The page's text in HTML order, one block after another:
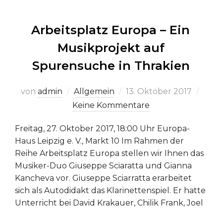
Arbeitsplatz Europa – Ein
Musikprojekt auf
Spurensuche in Thrakien
von admin Allgemein
Veröffentlicht
am
13. Oktober 2017
Keine Kommentare
Freitag, 27. Oktober 2017, 18:00 Uhr Europa-
Haus Leipzig e. V., Markt 10 Im Rahmen der
Reihe Arbeitsplatz Europa stellen wir Ihnen das
Musiker-Duo Giuseppe Sciaratta und Gianna
Kancheva vor. Giuseppe Sciarratta erarbeitet
sich als Autodidakt das Klarinettenspiel. Er hatte
Unterricht bei David Krakauer, Chilik Frank, Joel